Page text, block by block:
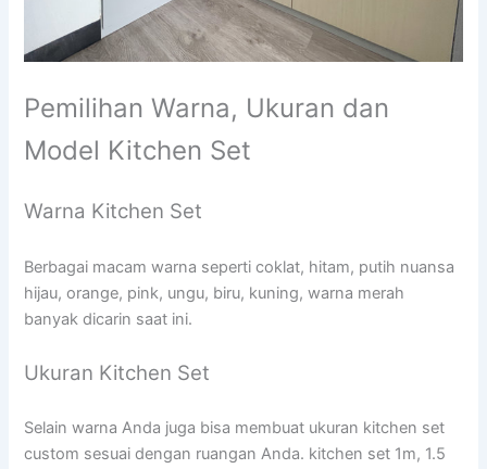
Pemilihan Warna, Ukuran dan
Model Kitchen Set
Warna Kitchen Set
Berbagai macam warna seperti coklat, hitam, putih nuansa
hijau, orange, pink, ungu, biru, kuning, warna merah
banyak dicarin saat ini.
Ukuran Kitchen Set
Selain warna Anda juga bisa membuat ukuran kitchen set
custom sesuai dengan ruangan Anda. kitchen set 1m, 1.5